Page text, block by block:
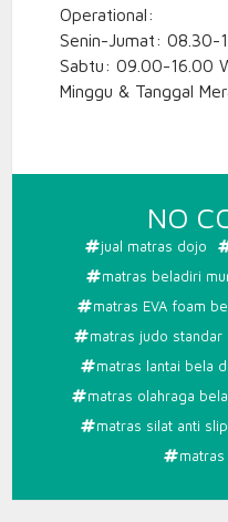
Operational:
Senin-Jumat: 08.30-
Sabtu: 09.00-16.00
Minggu & Tanggal
NO
jual matras dojo
matras beladiri
matras EVA foam
matras judo standar
matras lantai bela
matras olahraga
matras silat anti slip